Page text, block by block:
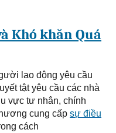
Khó khăn Quá
lao động yêu cầu
tật yêu cầu các nhà
vực tư nhân, chính
cung cấp sự điều
cách